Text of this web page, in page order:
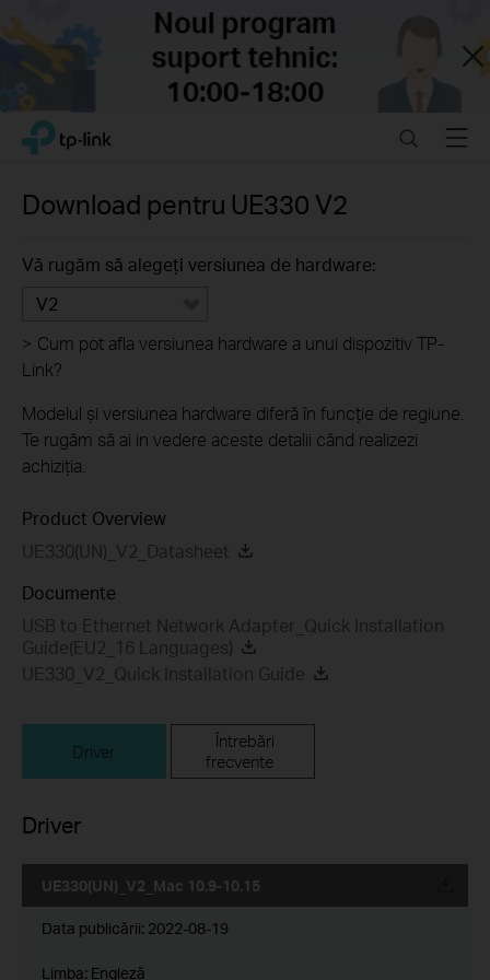
Close
Click
navigation
TP-Link, Reliably Smart SearchMenu
Download pentru UE330 V2
Vă rugăm să alegeți versiunea de hardware:
V2
> Cum pot afla versiunea hardware a unui dispozitiv TP-
Link?
Modelul și versiunea hardware diferă în funcție de regiune.
Te rugăm să ai in vedere aceste detalii când realizezi
achiziția.
Product Overview
UE330(UN)_V2_Datasheet
Documente
USB to Ethernet Network Adapter_Quick Installation
Guide(EU2_16 Languages)
UE330_V2_Quick Installation Guide
Driver
Întrebări
frecvente
Driver
UE330(UN)_V2_Mac 10.9-10.15
Data publicării: 2022-08-19
Limba: Engleză